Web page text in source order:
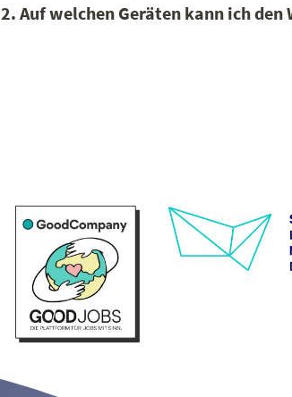
2. Auf welchen Geräten kann ich